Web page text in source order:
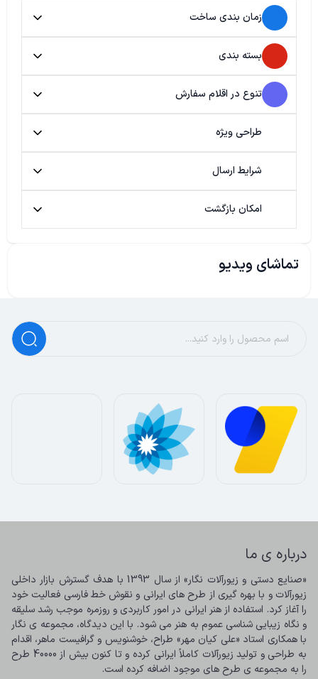
زمان بندی ساخت
بسته بندی
تنوع در اقلام سفارش
طراحی ویژه
شرایط ارسال
امکان بازگشت
تماشای ویدیو
درباره ی ما
را به مجموعه ی طرح های موجود اضافه کرده است.